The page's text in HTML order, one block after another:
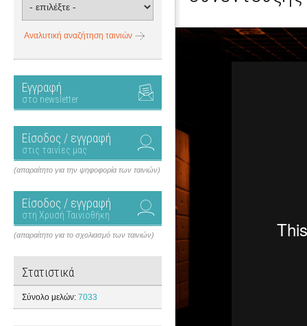
Αναλυτική αναζήτηση ταινιών
Εγγραφή
στο newsletter
Είσοδος / εγγραφή
στις ταινίες μας
(απαραίτητο για την ψηφοφορία των ταινιών)
Είσοδος / εγγραφή
στη Χρυσή Ταινιοθήκη
(απαραίτητο για το σχολιασμό των ταινιών)
Στατιστικά
Σύνολο μελών: 7033